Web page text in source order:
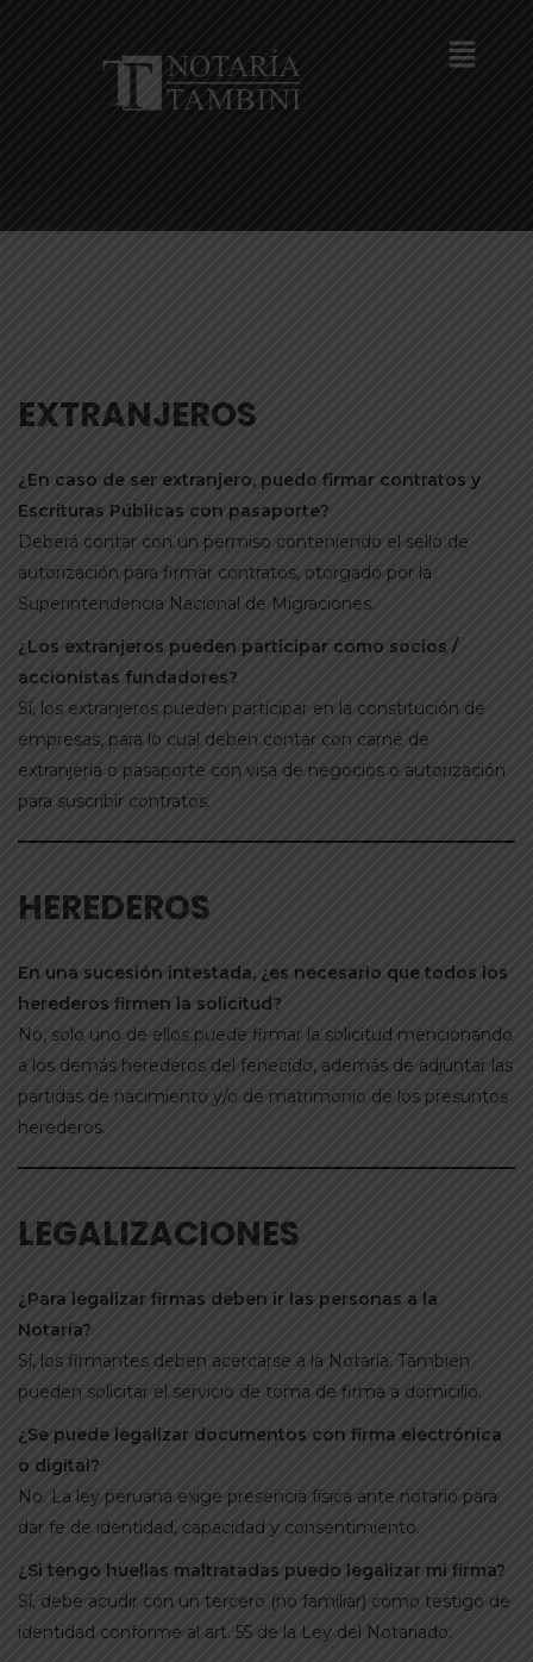
EXTRANJEROS
¿En caso de ser extranjero, puedo firmar contratos y
Escrituras Públicas con pasaporte?
Deberá contar con un permiso conteniendo el sello de
autorización para firmar contratos, otorgado por la
Superintendencia Nacional de Migraciones.
¿Los extranjeros pueden participar como socios /
accionistas fundadores?
Sí, los extranjeros pueden participar en la constitución de
empresas, para lo cual deben contar con carné de
extranjería o pasaporte con visa de negocios o autorización
para suscribir contratos.
HEREDEROS
En una sucesión intestada, ¿es necesario que todos los
herederos firmen la solicitud?
No, solo uno de ellos puede firmar la solicitud mencionando
a los demás herederos del fenecido, además de adjuntar las
partidas de nacimiento y/o de matrimonio de los presuntos
herederos.
LEGALIZACIONES
¿Para legalizar firmas deben ir las personas a la
Notaría?
Sí, los firmantes deben acercarse a la Notaría. También
pueden solicitar el servicio de toma de firma a domicilio.
¿Se puede legalizar documentos con firma electrónica
o digital?
No. La ley peruana exige presencia física ante notario para
dar fe de identidad, capacidad y consentimiento.
¿Si tengo huellas maltratadas puedo legalizar mi firma?
Sí, debe acudir con un tercero (no familiar) como testigo de
identidad conforme al art. 55 de la Ley del Notariado.